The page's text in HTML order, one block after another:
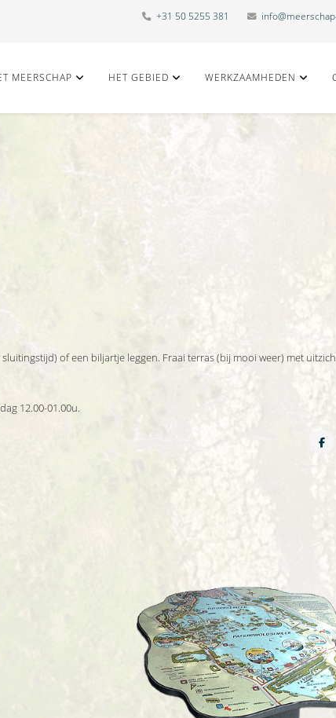
+31 50 5255 381
MEERSCHAP HET GEBIED WERKZAAMHEDEN
of een biljartje leggen. Fraai terras (bij mooi weer) met
12.00-01.00u.